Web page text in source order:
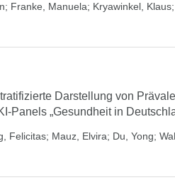
; Franke, Manuela; Kryawinkel, Klaus;
Darstellung von
Panels „Gesundheit in
Felicitas; Mauz, Elvira; Du, Yong;